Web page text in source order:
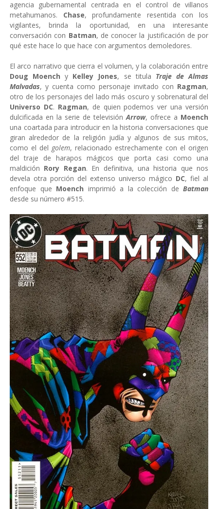
agencia gubernamental centrada en el control de villanos
metahumanos. Chase, profundamente resentida con los
vigilantes, brinda la oportunidad, en una interesante
conversación con Batman, de conocer la justificación de por
qué este hace lo que hace con argumentos demoledores.
El arco narrativo que cierra el volumen, y la colaboración entre
Doug Moench y Kelley Jones, se titula Traje de Almas
Malvadas, y cuenta como personaje invitado con Ragman,
otro de los personajes del lado más oscuro y sobrenatural del
Universo DC. Ragman, de quien podemos ver una versión
dulcificada en la serie de televisiónArrow, ofrece a Moench
una coartada para introducir en la historia conversaciones que
giran alrededor de la religión judía y algunos de sus mitos,
como el del golem, relacionado estrechamente con el origen
del traje de harapos mágicos que porta casi como una
maldición Rory Regan. En definitiva, una historia que nos
devela otra porción del extenso universo mágico DC, fiel al
enfoque que Moench imprimió a la colección de Batman
desde su número #515.